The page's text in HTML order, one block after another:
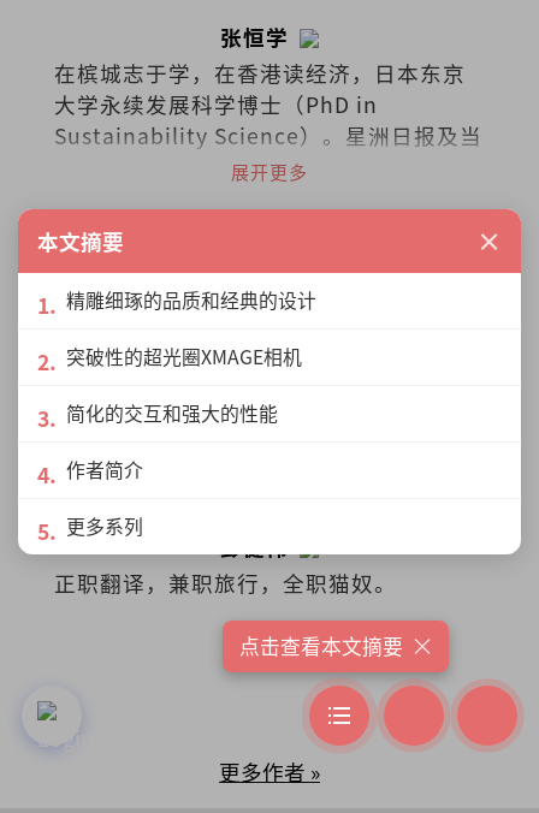
张恒学
在槟城志于学，在香港读经济，日本东京
大学永续发展科学博士（PhD in
Sustainability Science）。星洲日报及当
今大马《学说经济》专栏作者、《毅论环
展开更多
彭健伟
正职翻译，兼职旅行，全职猫奴。
更多作者 »
本文摘要 ×
精雕细琢的品质和经典的设计
突破性的超光圈XMAGE相机
简化的交互和强大的性能
作者简介
更多系列
点击查看本文摘要 ×